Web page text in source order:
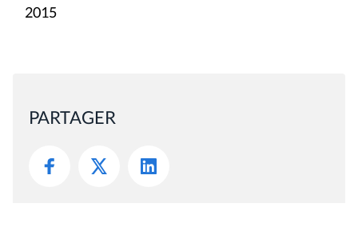
2015
PARTAGER